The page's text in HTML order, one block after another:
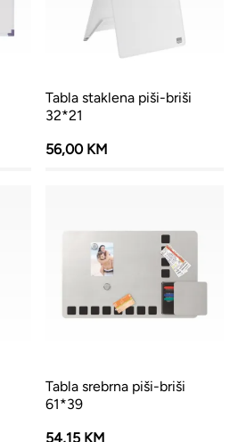
Tabla staklena piši-briši
32*21
56,00 KM
Tabla srebrna piši-briši
61*39
54,15 KM